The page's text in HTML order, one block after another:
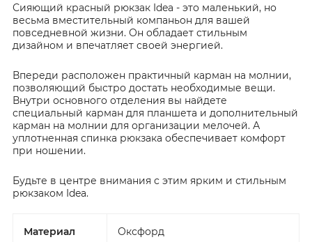
Сияющий красный рюкзак Idea - это маленький, но
весьма вместительный компаньон для вашей
повседневной жизни. Он обладает стильным
дизайном и впечатляет своей энергией.
Впереди расположен практичный карман на молнии,
позволяющий быстро достать необходимые вещи.
Внутри основного отделения вы найдете
специальный карман для планшета и дополнительный
карман на молнии для организации мелочей. А
уплотненная спинка рюкзака обеспечивает комфорт
при ношении.
Будьте в центре внимания с этим ярким и стильным
рюкзаком Idea.
Материал Оксфорд